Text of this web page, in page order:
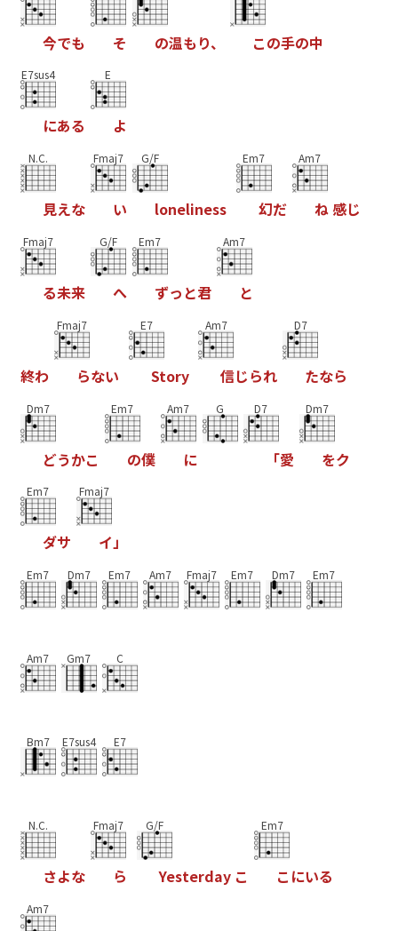
今でも そ の温もり、 この手の中
E7sus4
にある
E
よ
N.C.
見えな
Fmaj7
い
G/F
loneliness
Em7
幻だ
Am7
ね感じ
Fmaj7
る未来
G/F
へ
Em7
ずっ と君
Am7
と
終わ
Fmaj7
らない
E7
Story
Am7
信じられ
D7
たなら
Dm7
どうかこ
Em7
の僕
Am7
に
G D7
「愛
Dm7
をク
Em7
ダサ
Fmaj7
イ」
Em7 Dm7 Em7 Am7 Fmaj7 Em7 Dm7 Em7
Am7 Gm7 C
Bm7 E7sus4 E7
N.C.
さよな
Fmaj7
ら
G/F
Yesterday こ
Em7
こ にいる
Am7